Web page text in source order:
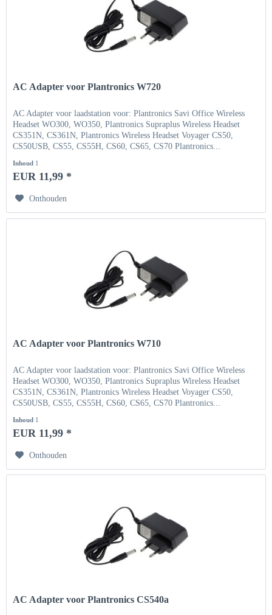
AC Adapter voor Plantronics W720
AC Adapter voor laadstation voor: Plantronics Savi Office Wireless
Headset WO300, WO350, Plantronics Supraplus Wireless Headset
CS351N, CS361N, Plantronics Wireless Headset Voyager CS50,
CS50USB, CS55, CS55H, CS60, CS65, CS70 Plantronics...
Inhoud 1
EUR 11,99 *
Onthouden
AC Adapter voor Plantronics W710
AC Adapter voor laadstation voor: Plantronics Savi Office Wireless
Headset WO300, WO350, Plantronics Supraplus Wireless Headset
CS351N, CS361N, Plantronics Wireless Headset Voyager CS50,
CS50USB, CS55, CS55H, CS60, CS65, CS70 Plantronics...
Inhoud 1
EUR 11,99 *
Onthouden
AC Adapter voor Plantronics CS540a